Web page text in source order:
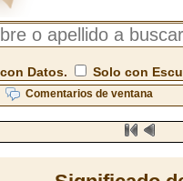
Datos. Solo con
Comentarios de ventana